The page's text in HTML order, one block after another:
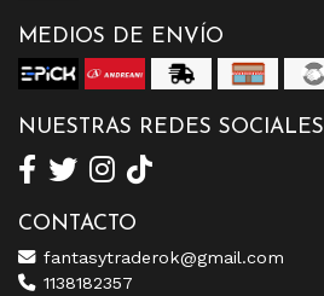
MEDIOS DE ENVÍO
NUESTRAS REDES SOCIALES
CONTACTO
fantasytraderok@gmail.com
1138182357